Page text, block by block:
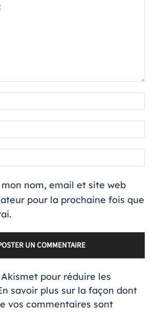
nom, email et site web
pour la prochaine fois que
pour réduire les
savoir plus sur la façon dont
vos commentaires sont